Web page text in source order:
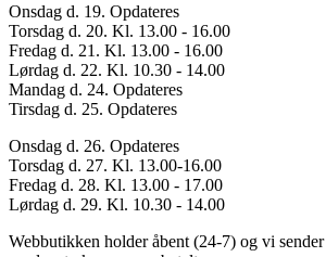
Onsdag d. 19. Opdateres
Torsdag d. 20. Kl. 13.00 - 16.00
Fredag d. 21. Kl. 13.00 - 16.00
Lørdag d. 22. Kl. 10.30 - 14.00
Mandag d. 24. Opdateres
Tirsdag d. 25. Opdateres
Onsdag d. 26. Opdateres
Torsdag d. 27. Kl. 13.00-16.00
Fredag d. 28. Kl. 13.00 - 17.00
Lørdag d. 29. Kl. 10.30 - 14.00
Webbutikken holder åbent (24-7) og vi